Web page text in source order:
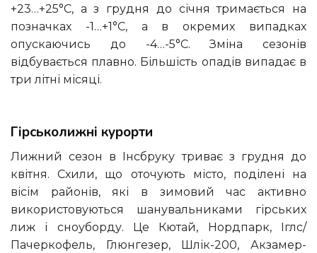
+23…+25°С, а з грудня до січня тримається на
позначках -1…+1°С, а в окремих випадках
опускаючись до -4…-5°С. Зміна сезонів
відбувається плавно. Більшість опадів випадає в
три літні місяці.
Гірськолижні курорти
Лижний сезон в Інсбруку триває з грудня до
квітня. Схили, що оточують місто, поділені на
вісім районів, які в зимовий час активно
використовуються шанувальниками гірських
лиж і сноуборду. Це Кютай, Нордпарк, Іглс/
Пачеркофель, Глюнгезер, Шлік-200, Акзамер-